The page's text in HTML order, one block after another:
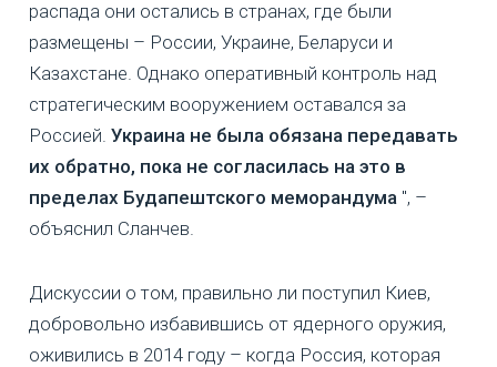
распада они остались в странах, где были
размещены – России, Украине, Беларуси и
Казахстане. Однако оперативный контроль над
стратегическим вооружением оставался за
Россией. Украина не была обязана передавать
их обратно, пока не согласилась на это в
пределах Будапештского меморандума ", –
объяснил Сланчев.
Дискуссии о том, правильно ли поступил Киев,
добровольно избавившись от ядерного оружия,
оживились в 2014 году – когда Россия, которая